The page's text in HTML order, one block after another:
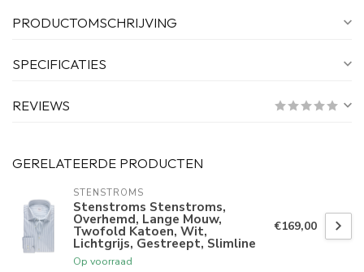
PRODUCTOMSCHRIJVING
SPECIFICATIES
REVIEWS
GERELATEERDE PRODUCTEN
STENSTROMS
Stenstroms Stenstroms,
Overhemd, Lange Mouw,
Twofold Katoen, Wit,
Lichtgrijs, Gestreept, Slimline
Op voorraad
€169,00